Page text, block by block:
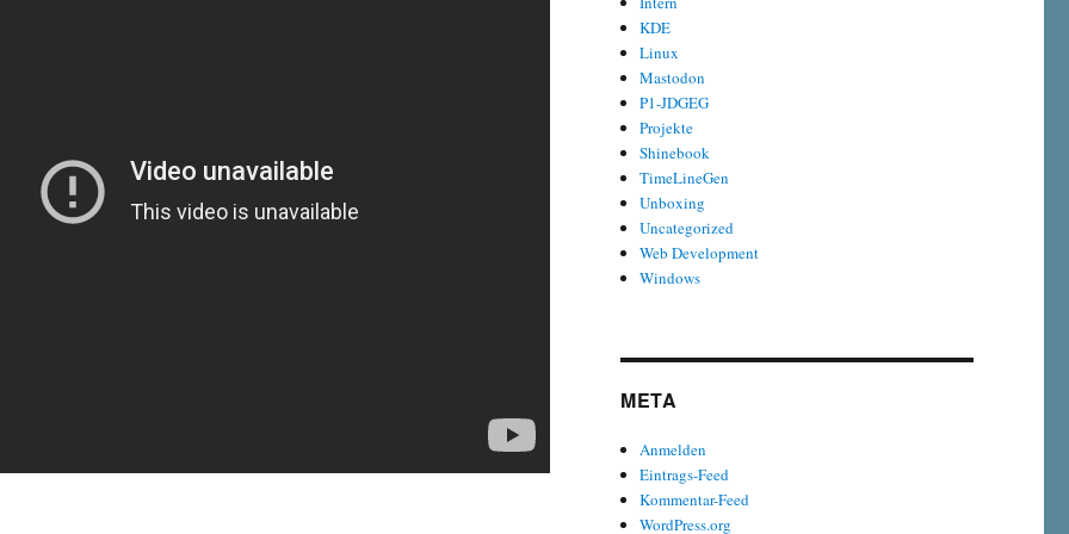
KDE
Linux
Mastodon
P1-JDGEG
Projekte
Shinebook
TimeLineGen
Unboxing
Uncategorized
Web Development
Windows
META
Anmelden
Eintrags-Feed
Kommentar-Feed
WordPress.org